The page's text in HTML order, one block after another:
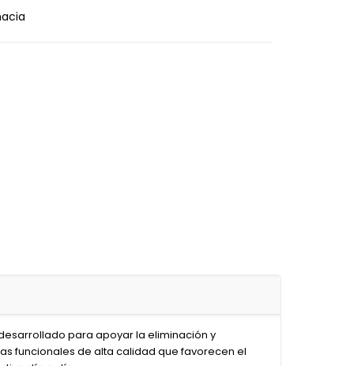
para apoyar la eliminación y
funcionales de alta calidad que favorecen el